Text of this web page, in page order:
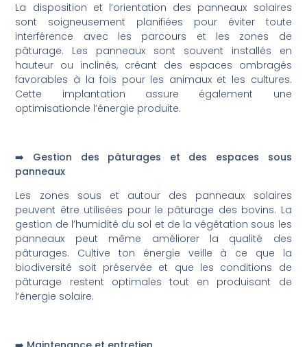
La disposition et l’orientation des panneaux solaires
sont soigneusement planifiées pour éviter toute
interférence avec les parcours et les zones de
pâturage. Les panneaux sont souvent installés en
hauteur ou inclinés, créant des espaces ombragés
favorables à la fois pour les animaux et les cultures.
Cette implantation assure également une
optimisationde l’énergie produite.
➡️ Gestion des pâturages et des espaces sous
panneaux
Les zones sous et autour des panneaux solaires
peuvent être utilisées pour le pâturage des bovins. La
gestion de l’humidité du sol et de la végétation sous les
panneaux peut même améliorer la qualité des
pâturages. Cultive ton énergie veille à ce que la
biodiversité soit préservée et que les conditions de
pâturage restent optimales tout en produisant de
l’énergie solaire.